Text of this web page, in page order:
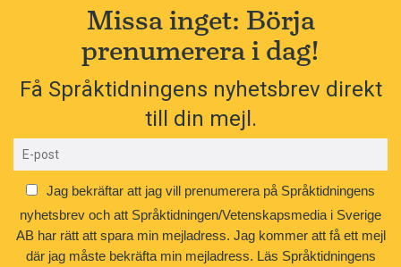
Missa inget: Börja
prenumerera i dag!
Få Språktidningens nyhetsbrev direkt
till din mejl.
Jag bekräftar att jag vill prenumerera på Språktidningens
nyhetsbrev och att Språktidningen/Vetenskapsmedia i Sverige
AB har rätt att spara min mejladress. Jag kommer att få ett mejl
där jag måste bekräfta min mejladress. Läs Språktidningens